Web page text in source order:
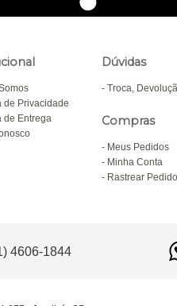
de Privacidade
de Entrega
Dúvidas
Troca,
Compras
Meus Pedidos
Minha Conta
Rastrear Pedido
4606-1844